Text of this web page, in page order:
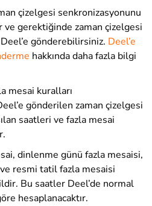
çizelgesi senkronizasyonunu
ve gerektiğinde zaman çizelgesi
gönderebilirsiniz. Deel’e
hakkında daha fazla bilgi
mesai kuralları
gönderilen zaman çizelgesi
saatleri ve fazla mesai
dinlenme günü fazla mesaisi,
resmi tatil fazla mesaisi
Bu saatler Deel’de normal
hesaplanacaktır.